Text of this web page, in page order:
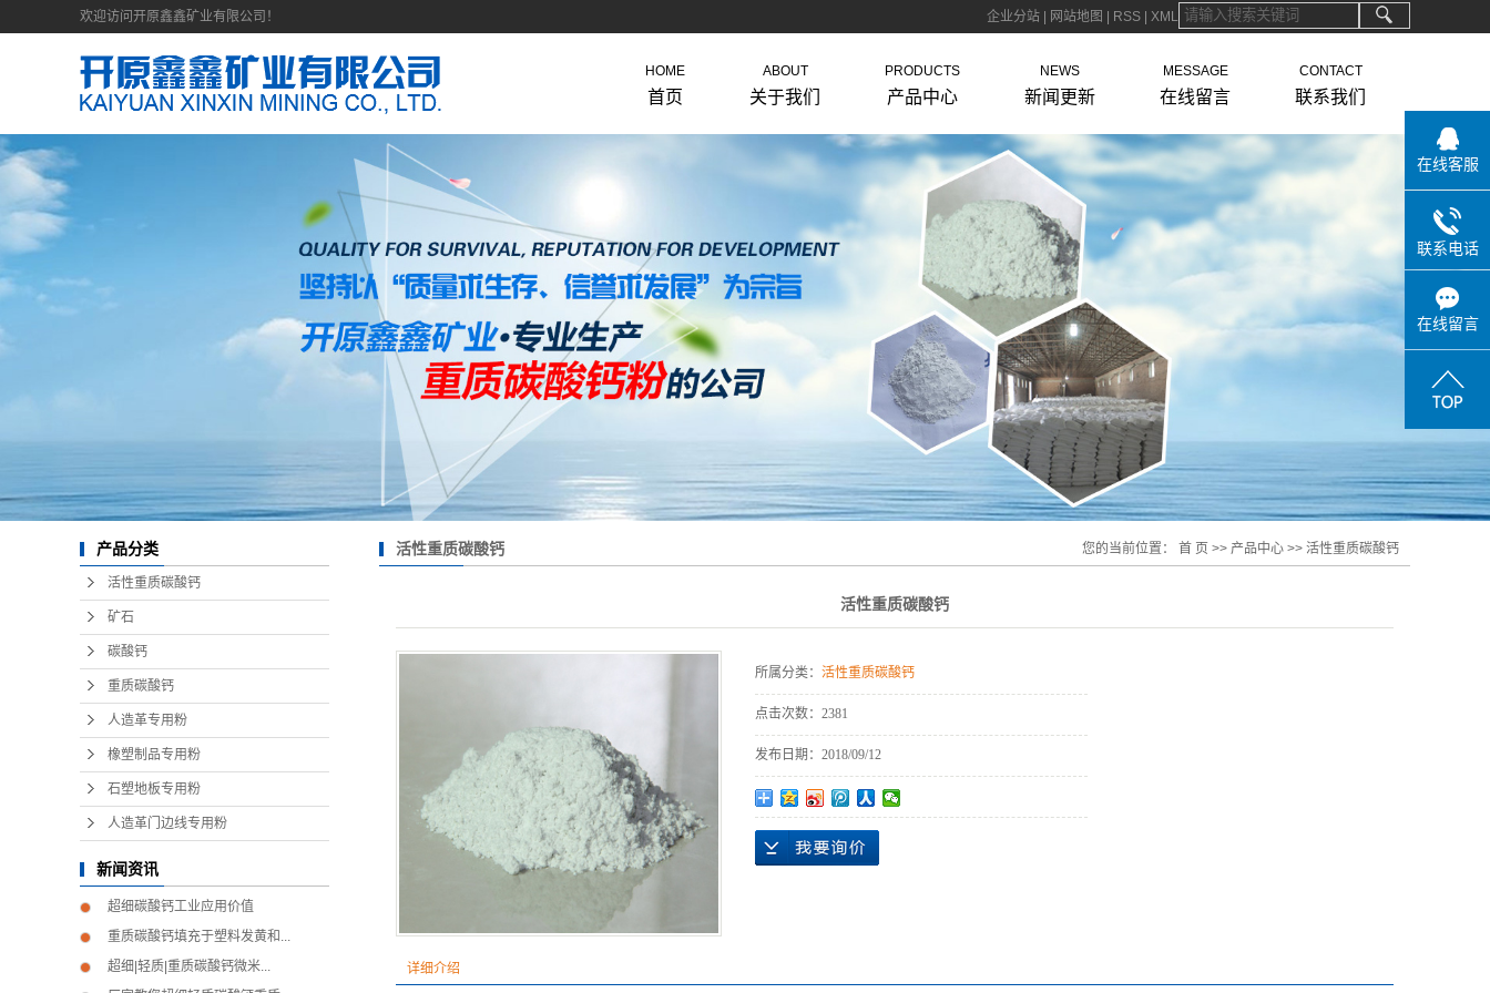
欢迎访问开原鑫鑫矿业有限公司！ 企业分站 网站地图 RSS XML
HOME
首页
ABOUT
关于我们
PRODUCTS
产品中心
NEWS
新闻更新
MESSAGE
在线留言
CONTACT
联系我们
产品分类
活性重质碳酸钙
矿石
碳酸钙
重质碳酸钙
人造革专用粉
橡塑制品专用粉
石塑地板专用粉
人造革门边线专用粉
新闻资讯
超细碳酸钙工业应用价值
重质碳酸钙填充于塑料发黄和...
超细|轻质|重质碳酸钙微米...
活性重质碳酸钙 您的当前位置： 首 页 >> 产品中心 >> 活性重质碳酸钙
活性重质碳酸钙
所属分类： 活性重质碳酸钙
点击次数： 2381
发布日期： 2018/09/12
详细介绍
在线客服
联系电话
在线留言